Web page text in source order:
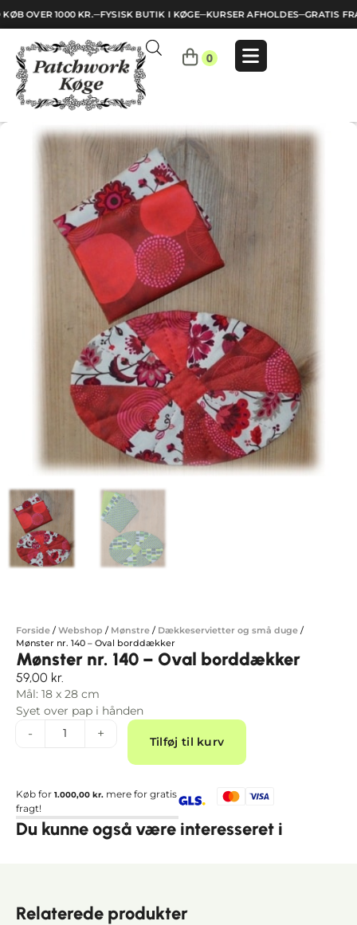
OVER 1000 KR.─FYSISK BUTIK I KØGE─KURSER AFHOLDES─GRATIS
0
Indkøbskurv
Din
kurv
tom.
Forside / Webshop / Mønstre / Dækkeservietter og små duge /
Mønster nr. 140 – Oval borddækker
Mønster nr. 140 – Oval borddækker
59,00 kr.
Mål: 18 x 28 cm
Syet over pap i hånden
- +
Tilføj til kurv
Køb for 1.000,00 kr. mere for gratis
fragt!
Du kunne også være interesseret i
Relaterede produkter